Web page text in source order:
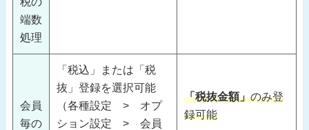
端数
処理
会員
毎の
「税込」または「税
抜」登録を選択可能
（各種設定 > オプ
ション設定 > 会員
「税抜金額」のみ登
録可能